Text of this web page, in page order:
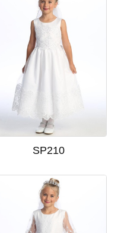
SP210